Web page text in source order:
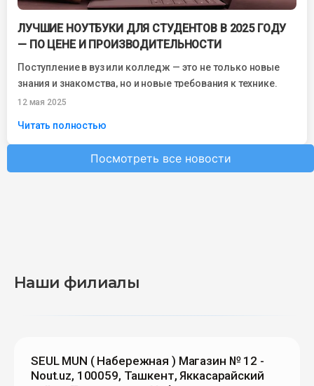
ЛУЧШИЕ НОУТБУКИ ДЛЯ СТУДЕНТОВ В 2025 ГОДУ
— ПО ЦЕНЕ И ПРОИЗВОДИТЕЛЬНОСТИ
Поступление в вуз или колледж — это не только новые
знания и знакомства, но и новые требования к технике.
Сегодня...
12 мая 2025
Читать полностью
Посмотреть все новости
Наши филиалы
SEUL MUN ( Набережная ) Магазин № 12 -
Nout.uz, 100059, Ташкент, Яккасарайский